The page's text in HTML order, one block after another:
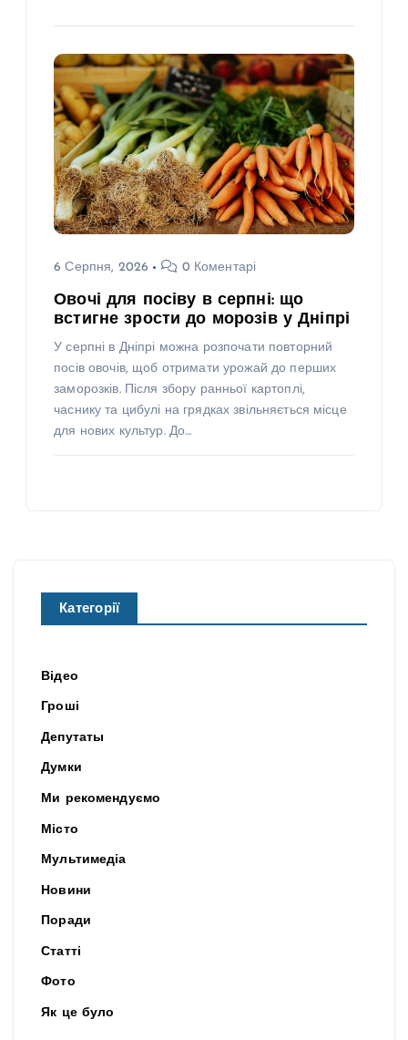
6 Серпня, 2026 0 Коментарі
Овочі для посіву в серпні: що
встигне зрости до морозів у Дніпрі
У серпні в Дніпрі можна розпочати повторний
посів овочів, щоб отримати урожай до перших
заморозків. Після збору ранньої картоплі,
часнику та цибулі на грядках звільняється місце
для нових культур. До…
Категорії
Відео
Гроші
Депутаты
Думки
Ми рекомендуємо
Місто
Мультимедіа
Новини
Поради
Статті
Фото
Як це було